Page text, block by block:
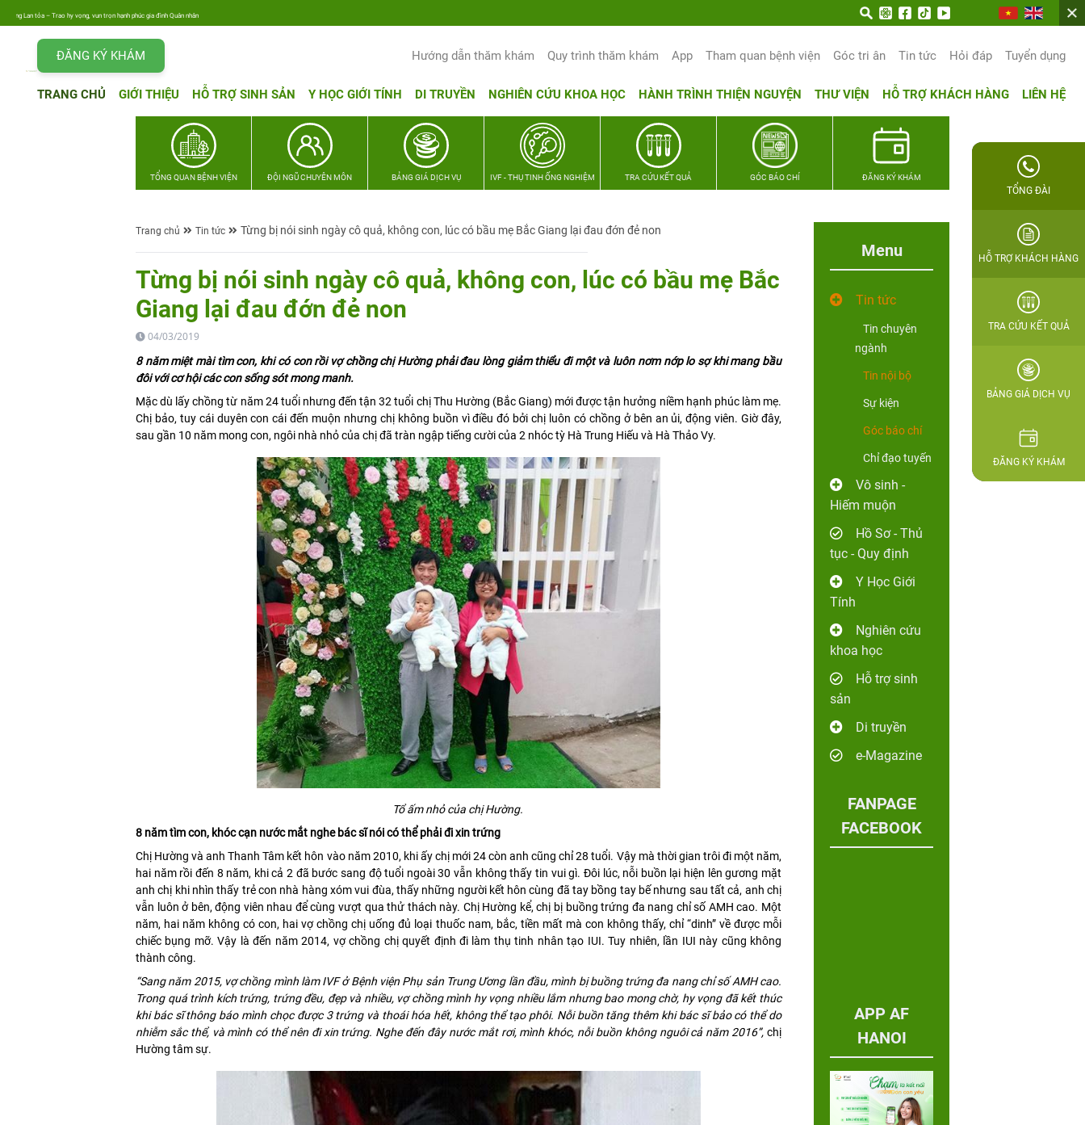
Trao hy vọng, vun trọn hạnh phúc gia đình Quân nhân
ĐĂNG KÝ KHÁM Hướng dẫn thăm khám Quy trình thăm khám App Tham quan bệnh viện Góc tri ân Tin tức Hỏi đáp Tuyển dụng
TRANG CHỦ GIỚI THIỆU HỖ TRỢ SINH SẢN Y HỌC GIỚI TÍNH DI TRUYỀN NGHIÊN CỨU KHOA HỌC HÀNH TRÌNH THIỆN NGUYỆN THƯ VIỆN HỖ TRỢ KHÁCH HÀNG LIÊN HỆ
TỔNG QUAN BỆNH VIỆN ĐỘI NGŨ CHUYÊN MÔN BẢNG GIÁ DỊCH VỤ IVF - THỤ TINH ỐNG NGHIỆM TRA CỨU KẾT QUẢ GÓC BÁO CHÍ ĐĂNG KÝ KHÁM
Trang chủ Tin tức Từng bị nói sinh ngày cô quả, không con, lúc có bầu mẹ Bắc Giang lại đau đớn đẻ non
Từng bị nói sinh ngày cô quả, không con, lúc có bầu mẹ Bắc
Giang lại đau đớn đẻ non
04/03/2019
8 năm miệt mài tìm con, khi có con rồi vợ chồng chị Hường phải đau lòng giảm thiểu đi một và luôn nơm nớp lo sợ khi mang bầu
đôi với cơ hội các con sống sót mong manh.
Mặc dù lấy chồng từ năm 24 tuổi nhưng đến tận 32 tuổi chị Thu Hường (Bắc Giang) mới được tận hưởng niềm hạnh phúc làm mẹ.
Chị bảo, tuy cái duyên con cái đến muộn nhưng chị không buồn vì điều đó bởi chị luôn có chồng ở bên an ủi, động viên. Giờ đây,
sau gần 10 năm mong con, ngôi nhà nhỏ của chị đã tràn ngập tiếng cười của 2 nhóc tỳ Hà Trung Hiếu và Hà Thảo Vy.
Tổ ấm nhỏ của chị Hường.
8 năm tìm con, khóc cạn nước mắt nghe bác sĩ nói có thể phải đi xin trứng
Chị Hường và anh Thanh Tâm kết hôn vào năm 2010, khi ấy chị mới 24 còn anh cũng chỉ 28 tuổi. Vậy mà thời gian trôi đi một năm,
hai năm rồi đến 8 năm, khi cả 2 đã bước sang độ tuổi ngoài 30 vẫn không thấy tin vui gì. Đôi lúc, nỗi buồn lại hiện lên gương mặt
anh chị khi nhìn thấy trẻ con nhà hàng xóm vui đùa, thấy những người kết hôn cùng đã tay bồng tay bế nhưng sau tất cả, anh chị
vẫn luôn ở bên, động viên nhau để cùng vượt qua thử thách này. Chị Hường kể, chị bị buồng trứng đa nang chỉ số AMH cao. Một
năm, hai năm không có con, hai vợ chồng chị uống đủ loại thuốc nam, bắc, tiền mất mà con không thấy, chỉ “dinh” về được mỗi
chiếc bụng mỡ. Vậy là đến năm 2014, vợ chồng chị quyết định đi làm thụ tinh nhân tạo IUI. Tuy nhiên, lần IUI này cũng không
thành công.
“Sang năm 2015, vợ chồng mình làm IVF ở Bệnh viện Phụ sản Trung Ương lần đầu, mình bị buồng trứng đa nang chỉ số AMH cao.
Trong quá trình kích trứng, trứng đều, đẹp và nhiều, vợ chồng mình hy vọng nhiều lắm nhưng bao mong chờ, hy vọng đã kết thúc
khi bác sĩ thông báo mình chọc được 3 trứng và thoái hóa hết, không thể tạo phôi. Nỗi buồn tăng thêm khi bác sĩ bảo có thể do
nhiễm sắc thể, và mình có thể nên đi xin trứng. Nghe đến đây nước mắt rơi, mình khóc, nỗi buồn không nguôi cả năm 2016”, chị
Hường tâm sự.
Menu
Tin tức
Tin chuyên
ngành
Tin nội bộ
Sự kiện
Góc báo chí
Chỉ đạo tuyến
Vô sinh -
Hiếm muộn
Hồ Sơ - Thủ
tục - Quy định
Y Học Giới
Tính
Nghiên cứu
khoa học
Hỗ trợ sinh
sản
Di truyền
e-Magazine
FANPAGE
FACEBOOK
APP AF
HANOI
TỔNG ĐÀI
HỖ TRỢ KHÁCH HÀNG
TRA CỨU KẾT QUẢ
BẢNG GIÁ DỊCH VỤ
ĐĂNG KÝ KHÁM